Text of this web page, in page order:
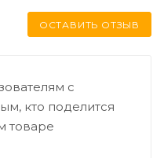
ОСТАВИТЬ ОТЗЫВ
с
кто поделится
товаре